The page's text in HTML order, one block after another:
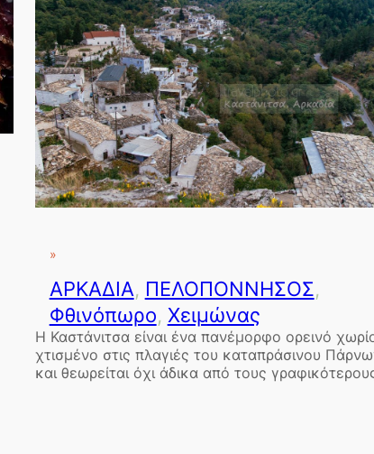
»
ΑΡΚΑΔΙΑ, ΠΕΛΟΠΟΝΝΗΣΟΣ
Φθινόπωρο, Χειμώνας
Η Καστάνιτσα είναι ένα πανέμορφο ορεινό
χτισμένο στις πλαγιές του καταπράσινου
και θεωρείται όχι άδικα από τους